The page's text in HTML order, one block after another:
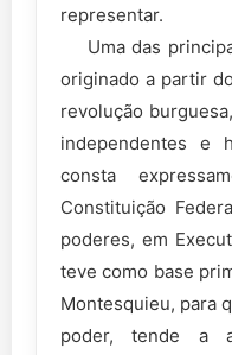
representar.
Uma das
originado a partir
revolução
independentes e
consta
Constituição
poderes, em
teve como base
Montesquieu, para
poder, tende a